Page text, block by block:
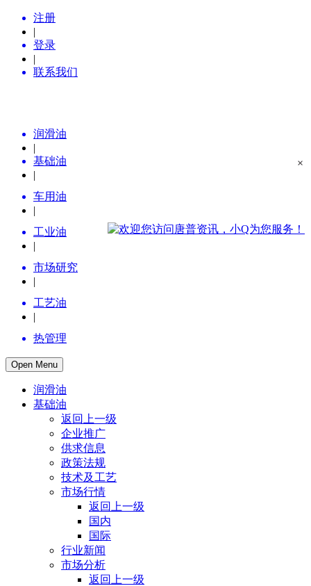
注册
|
登录
|
联系我们
润滑油
|
基础油
|
车用油
|
工业油
|
市场研究
|
工艺油
|
热管理
×
Open Menu
润滑油
基础油
返回上一级
企业推广
供求信息
政策法规
技术及工艺
市场行情
返回上一级
国内
国际
行业新闻
市场分析
返回上一级